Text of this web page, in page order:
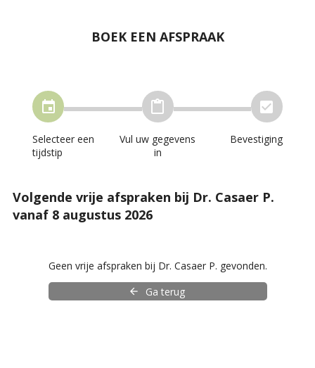
BOEK EEN AFSPRAAK
Selecteer een
tijdstip
Vul uw gegevens
in
Bevestiging
Volgende vrije afspraken bij Dr. Casaer P.
vanaf 8 augustus 2026
Geen vrije afspraken bij Dr. Casaer P. gevonden.
Ga terug